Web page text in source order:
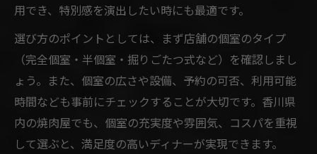
用でき、特別感を演出したい時にも最適です。
選び方のポイントとしては、まず店舗の個室のタイプ
（完全個室・半個室・掘りごたつ式など）を確認しまし
ょう。また、個室の広さや設備、予約の可否、利用可能
時間なども事前にチェックすることが大切です。香川県
内の焼肉屋でも、個室の充実度や雰囲気、コスパを重視
して選ぶと、満足度の高いディナーが実現できます。